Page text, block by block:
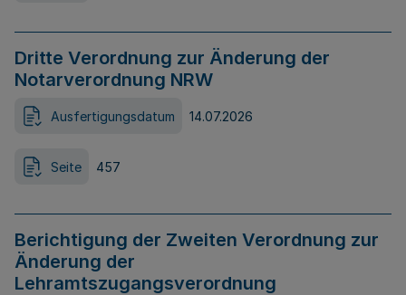
Dritte Verordnung zur Änderung der
Notarverordnung NRW
Ausfertigungsdatum 14.07.2026
Seite 457
Berichtigung der Zweiten Verordnung zur
Änderung der
Lehramtszugangsverordnung